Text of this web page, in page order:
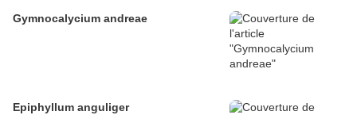
Gymnocalycium andreae
Epiphyllum anguliger